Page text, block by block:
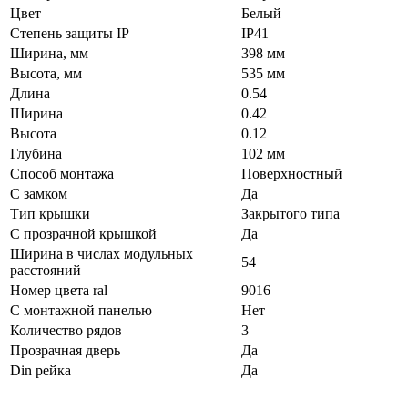
Цвет
Белый
Степень защиты IP
IP41
Ширина, мм
398 мм
Высота, мм
535 мм
Длина
0.54
Ширина
0.42
Высота
0.12
Глубина
102 мм
Способ монтажа
Поверхностный
С замком
Да
Тип крышки
Закрытого типа
С прозрачной крышкой
Да
Ширина в числах модульных
расстояний
54
Номер цвета ral
9016
С монтажной панелью
Нет
Количество рядов
3
Прозрачная дверь
Да
Din рейка
Да